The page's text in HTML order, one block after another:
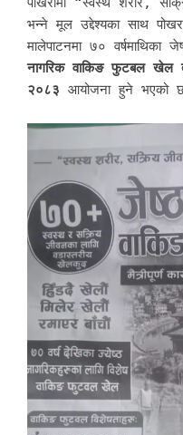
भन्ने मूल उद्देश्यका साथ
मालेपाटनमा ७० वर्षमाथिका
नागरिक वाकिङ फुटबल खेल
२०८३ आयोजना हुने भएको